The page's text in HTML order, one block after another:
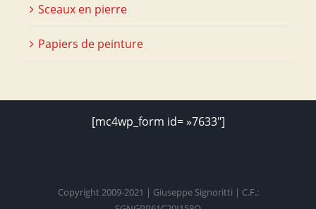
Sceaux en pierre
Papiers de peinture
[mc4wp_form id= »7633″]
Copyright 2009-2021 | Giuseppe Signoritti | C.F.: